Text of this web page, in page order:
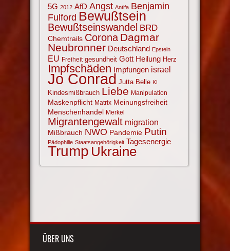
5G 2012 AfD Angst Antifa Benjamin
Fulford Bewußtsein
Bewußtseinswandel BRD
Chemtrails Corona Dagmar
Neubronner Deutschland Epstein
EU Freiheit gesundheit Gott Heilung Herz
Impfschäden Impfungen israel
Jo Conrad Jutta Belle KI
Kindesmißbrauch Liebe Manipulation
Maskenpflicht Matrix Meinungsfreiheit
Menschenhandel Merkel
Migrantengewalt migration
Mißbrauch NWO Pandemie Putin
Pädophilie Staatsangehörigkeit Tagesenergie
Trump Ukraine
ÜBER UNS